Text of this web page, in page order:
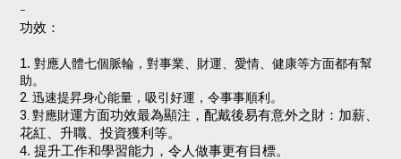
-
功效：
1. 對應人體七個脈輪，對事業、財運、愛情、健康等方面都有幫
助。
2. 迅速提昇身心能量，吸引好運，令事事順利。
3. 對應財運方面功效最為顯注，配戴後易有意外之財：加薪、
花紅、升職、投資獲利等。
4. 提升工作和學習能力，令人做事更有目標。